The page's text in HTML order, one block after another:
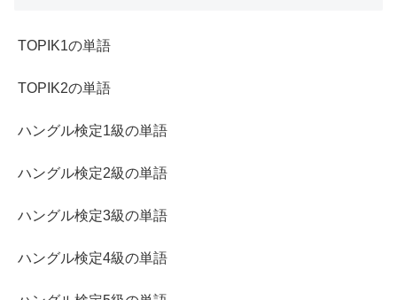
TOPIK1の単語
TOPIK2の単語
ハングル検定1級の単語
ハングル検定2級の単語
ハングル検定3級の単語
ハングル検定4級の単語